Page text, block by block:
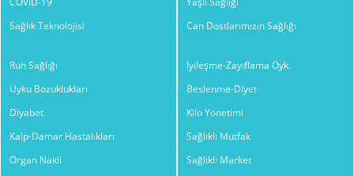
Sağlık Teknolojisi
Can Dostlarımızın Sağlığı
Ruh Sağlığı
Uyku Bozuklukları
Diyabet
Kalp-Damar Hastalıkları
Organ Nakli
İyileşme-Zayıflama Öyk.
Beslenme-Diyet
Kilo Yönetimi
Sağlıklı Mutfak
Sağlıklı Market